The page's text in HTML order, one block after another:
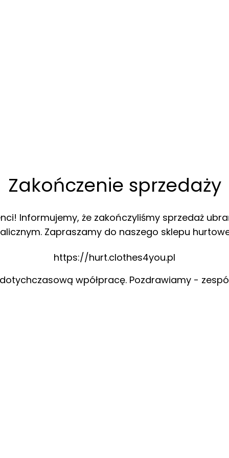
Zakończenie sprzedaży
Informujemy, że zakończyliśmy sprzedaż
Zapraszamy do naszego sklepu
https://hurt.clothes4you.pl
wpółpracę. Pozdrawiamy -